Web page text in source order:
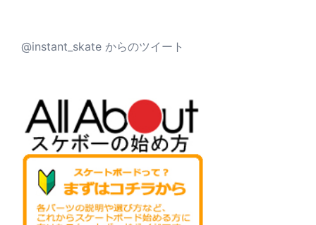
@instant_skate からのツイート